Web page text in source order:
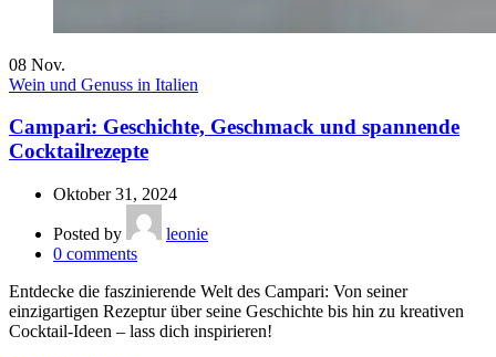
08 Nov.
Wein und Genuss in Italien
Campari: Geschichte, Geschmack und spannende
Cocktailrezepte
Oktober 31, 2024
Posted by
leonie
0 comments
Entdecke die faszinierende Welt des Campari: Von seiner
einzigartigen Rezeptur über seine Geschichte bis hin zu kreativen
Cocktail-Ideen – lass dich inspirieren!